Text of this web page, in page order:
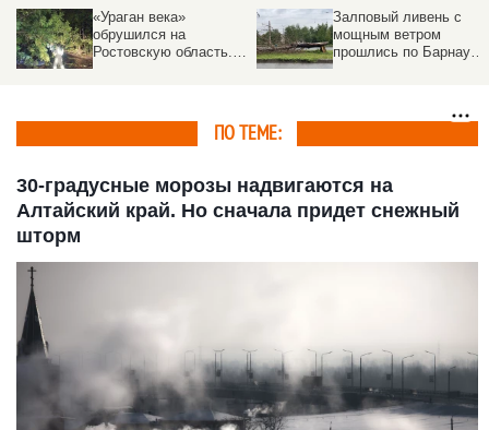
Залповый ливень с
мощным ветром
прошлись по Барнаулу
В Барнауле наступил
период затяжных
дождей. Сколько
ПО ТЕМЕ:
30-градусные морозы надвигаются на
Алтайский край. Но сначала придет снежный
шторм